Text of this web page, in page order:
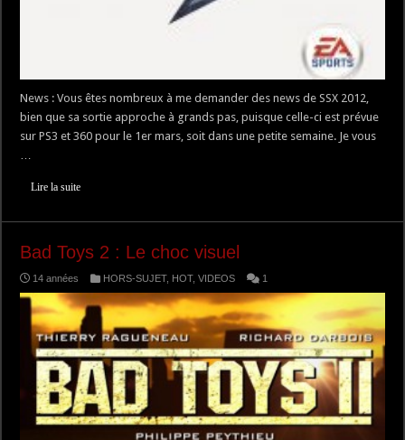
News : Vous êtes nombreux à me demander des news de SSX 2012,
bien que sa sortie approche à grands pas, puisque celle-ci est prévue
sur PS3 et 360 pour le 1er mars, soit dans une petite semaine. Je vous
…
Lire la suite
Bad Toys 2 : Le choc visuel
14 années HORS-SUJET, HOT,VIDEOS 1